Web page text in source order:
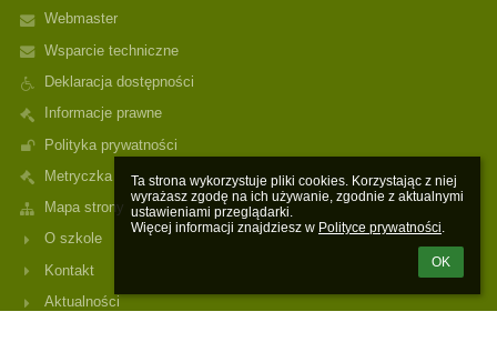
Ta strona wykorzystuje pliki cookies. Korzystając z niej
wyrażasz zgodę na ich używanie, zgodnie z aktualnymi
ustawieniami przeglądarki.
Więcej informacji znajdziesz w Polityce prywatności.
OK
Webmaster
Wsparcie techniczne
Deklaracja dostępności
Informacje prawne
Polityka prywatności
Metryczka
Mapa strony
O szkole
Kontakt
Aktualności